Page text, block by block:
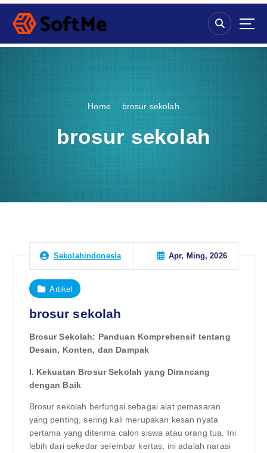
S
p
Home brosur sekolah
brosur sekolah
Sekolahindonesia Apr, Ming, 2026
Artikel
brosur sekolah
Brosur Sekolah: Panduan Komprehensif tentang
Desain, Konten, dan Dampak
I. Kekuatan Brosur Sekolah yang Dirancang
dengan Baik
Brosur sekolah berfungsi sebagai alat pemasaran
yang penting, sering kali merupakan kesan nyata
pertama yang diterima calon siswa atau orang tua. Ini
lebih dari sekedar selembar kertas; ini adalah narasi